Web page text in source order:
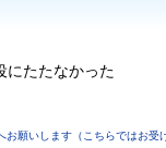
にたたなかった
お願いします（こちらではお受